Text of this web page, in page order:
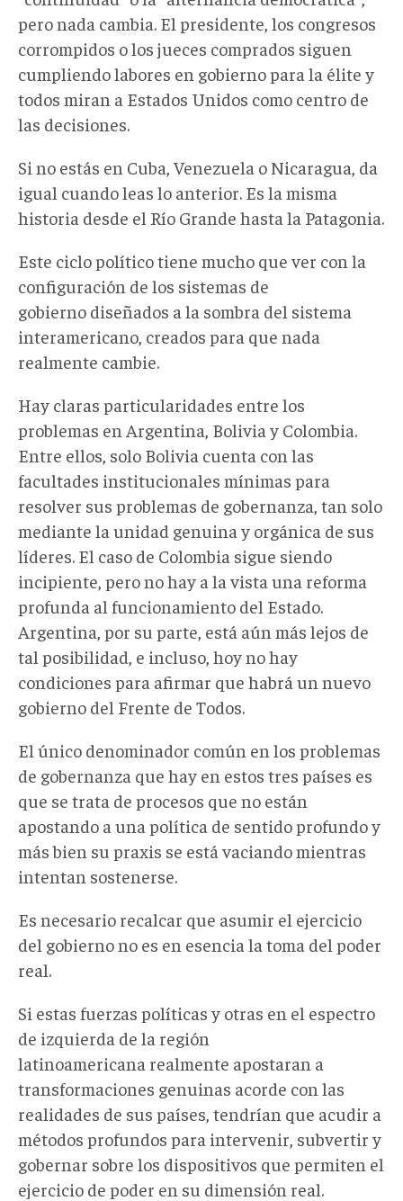
pero nada cambia. El presidente, los congresos
corrompidos o los jueces comprados siguen
cumpliendo labores en gobierno para la élite y
todos miran a Estados Unidos como centro de
las decisiones.
Si no estás en Cuba, Venezuela o Nicaragua, da
igual cuando leas lo anterior. Es la misma
historia desde el Río Grande hasta la Patagonia.
Este ciclo político tiene mucho que ver con la
configuración de los sistemas de
gobierno diseñados a la sombra del sistema
interamericano, creados para que nada
realmente cambie.
Hay claras particularidades entre los
problemas en Argentina, Bolivia y Colombia.
Entre ellos, solo Bolivia cuenta con las
facultades institucionales mínimas para
resolver sus problemas de gobernanza, tan solo
mediante la unidad genuina y orgánica de sus
líderes. El caso de Colombia sigue siendo
incipiente, pero no hay a la vista una reforma
profunda al funcionamiento del Estado.
Argentina, por su parte, está aún más lejos de
tal posibilidad, e incluso, hoy no hay
condiciones para afirmar que habrá un nuevo
gobierno del Frente de Todos.
El único denominador común en los problemas
de gobernanza que hay en estos tres países es
que se trata de procesos que no están
apostando a una política de sentido profundo y
más bien su praxis se está vaciando mientras
intentan sostenerse.
Es necesario recalcar que asumir el ejercicio
del gobierno no es en esencia la toma del poder
real.
Si estas fuerzas políticas y otras en el espectro
de izquierda de la región
latinoamericana realmente apostaran a
transformaciones genuinas acorde con las
realidades de sus países, tendrían que acudir a
métodos profundos para intervenir, subvertir y
gobernar sobre los dispositivos que permiten el
ejercicio de poder en su dimensión real.